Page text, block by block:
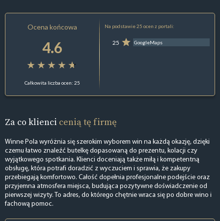
Ocena końcowa
4.6
Całkowita liczba ocen: 25
Na podstawie 25 ocen z portali:
25 GoogleMaps
Za co klienci cenią tę firmę
Winne Pola wyróżnia się szerokim wyborem win na każdą okazję, dzięki
czemu łatwo znaleźć butelkę dopasowaną do prezentu, kolacji czy
wyjątkowego spotkania. Klienci doceniają także miłą i kompetentną
obsługę, która potrafi doradzić z wyczuciem i sprawia, że zakupy
przebiegają komfortowo. Całość dopełnia profesjonalne podejście oraz
przyjemna atmosfera miejsca, budująca pozytywne doświadczenie od
pierwszej wizyty. To adres, do którego chętnie wraca się po dobre wino i
fachową pomoc.